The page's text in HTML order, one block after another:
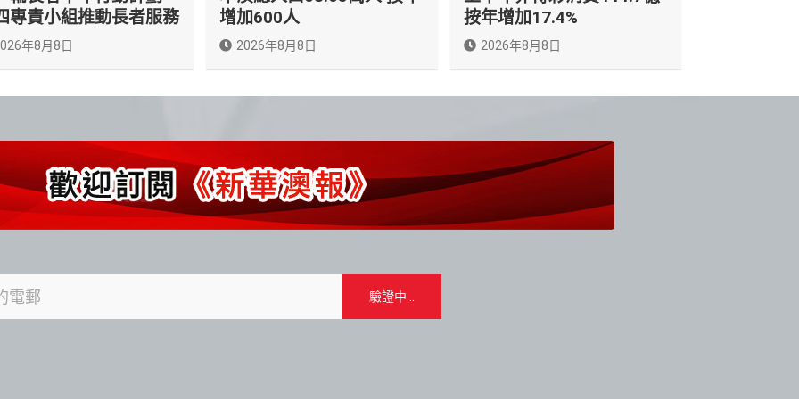
專責小組推動長者服務
年8月8日
增加600人
2026年8月8日
按年增加17.4%
2026年8月8日